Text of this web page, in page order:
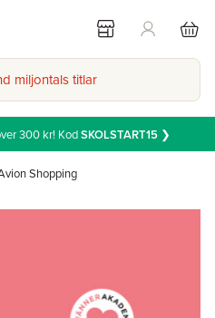
miljontals titlar
300 kr! KodSKOLSTART15❯
Shopping